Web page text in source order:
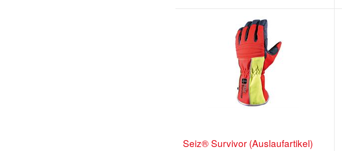
Seiz® Survivor (Auslaufartikel)